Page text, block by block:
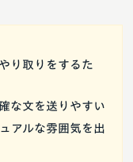
り取りをするた
な文を送りやすい
アルな雰囲気を出